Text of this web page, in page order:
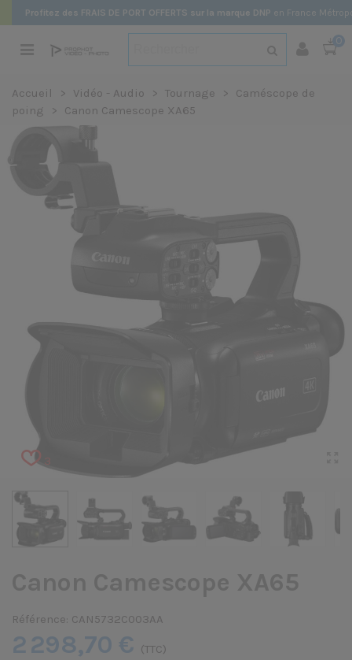
Profitez des FRAIS DE PORT OFFERTS sur la marque DNP en France
0
Accueil > Vidéo - Audio > Tournage >
Caméscope de
poing
> Canon Camescope XA65
3
Référence: CAN5732C003AA
2 298,70 € (TTC)